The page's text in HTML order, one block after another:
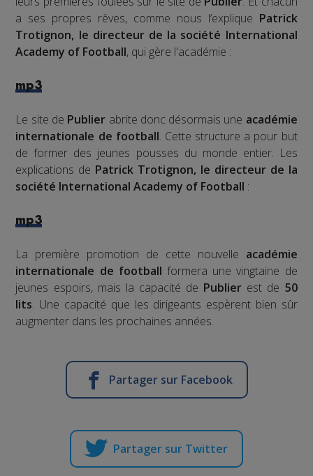
a ses propres rêves, comme nous l’explique Patrick
Trotignon, le directeur de la société International
Academy of Football, qui gère l'académie :
mp3
Le site de Publier abrite donc désormais une académie
internationale de football. Cette structure a pour but
de former des jeunes pousses du monde entier. Les
explications de Patrick Trotignon, le directeur de la
société International Academy of Football :
mp3
La première promotion de cette nouvelle académie
internationale de football formera une vingtaine de
jeunes espoirs, mais la capacité de Publier est de 50
lits. Une capacité que les dirigeants espèrent bien sûr
augmenter dans les prochaines années.
Partager sur Facebook
Partager sur Twitter